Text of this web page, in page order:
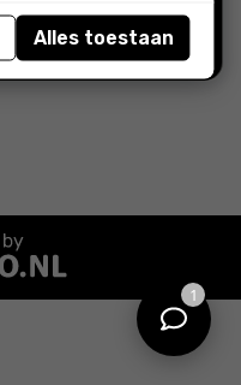
Bron:
Alles toestaan
1